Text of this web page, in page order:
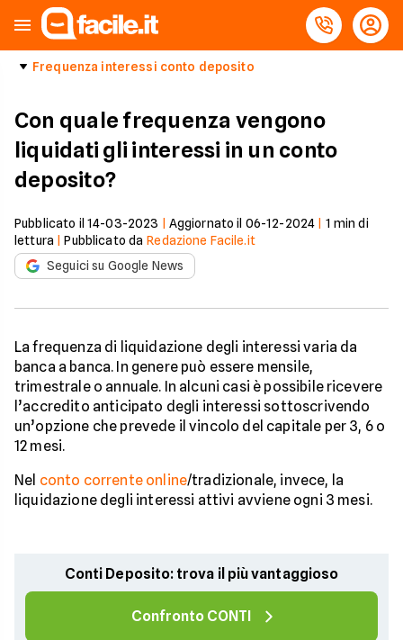
Frequenza interessi conto deposito
Con quale frequenza vengono
liquidati gli interessi in un conto
deposito?
Pubblicato il 14-03-2023 Aggiornato il 06-12-2024 1 min di
lettura |Pubblicato da Redazione Facile.it
Seguici su Google News
La frequenza di liquidazione degli interessi varia da
banca a banca. In genere può essere mensile,
trimestrale o annuale. In alcuni casi è possibile ricevere
l’accredito anticipato degli interessi sottoscrivendo
un’opzione che prevede il vincolo del capitale per 3, 6 o
12 mesi.
Nel conto corrente online/tradizionale, invece, la
liquidazione degli interessi attivi avviene ogni 3 mesi.
Conti Deposito: trova il più vantaggioso
Confronto CONTI